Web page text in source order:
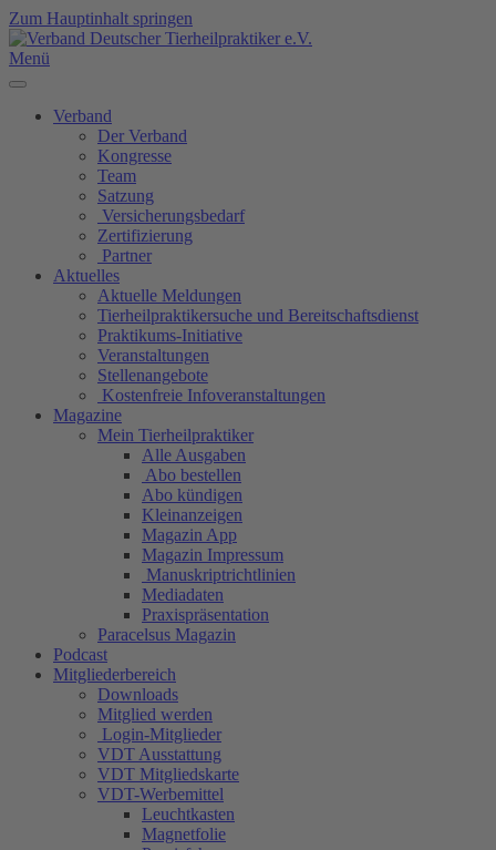
Zum Hauptinhalt springen
Menü
Verband
Der Verband
Kongresse
Team
Satzung
Versicherungsbedarf
Zertifizierung
Partner
Aktuelles
Aktuelle Meldungen
Tierheilpraktikersuche und Bereitschaftsdienst
Praktikums-Initiative
Veranstaltungen
Stellenangebote
Kostenfreie Infoveranstaltungen
Magazine
Mein Tierheilpraktiker
Alle Ausgaben
Abo bestellen
Abo kündigen
Kleinanzeigen
Magazin App
Magazin Impressum
Manuskriptrichtlinien
Mediadaten
Praxispräsentation
Paracelsus Magazin
Podcast
Mitgliederbereich
Downloads
Mitglied werden
Login-Mitglieder
VDT Ausstattung
VDT Mitgliedskarte
VDT-Werbemittel
Leuchtkasten
Magnetfolie